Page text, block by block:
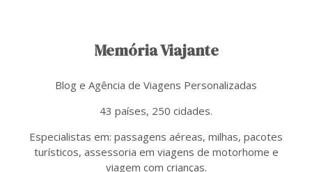
Memória Viajante
Blog e Agência de Viagens Personalizadas
43 países, 250 cidades.
Especialistas em: passagens aéreas, milhas, pacotes
turísticos, assessoria em viagens de motorhome e
viagem com crianças.